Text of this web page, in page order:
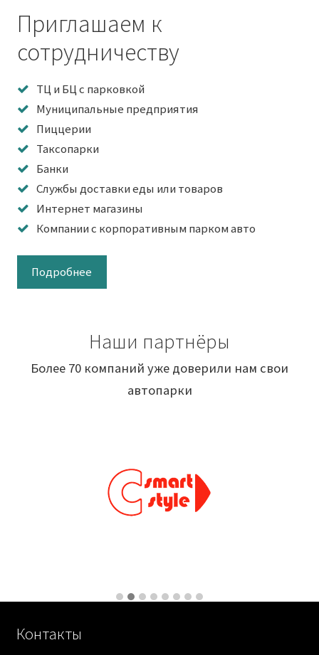
Приглашаем к
сотрудничеству
ТЦ и БЦ с парковкой
Муниципальные предприятия
Пиццерии
Таксопарки
Банки
Службы доставки еды или товаров
Интернет магазины
Компании с корпоративным парком авто
Подробнее
Наши партнёры
Более 70 компаний уже доверили нам свои
автопарки
Контакты